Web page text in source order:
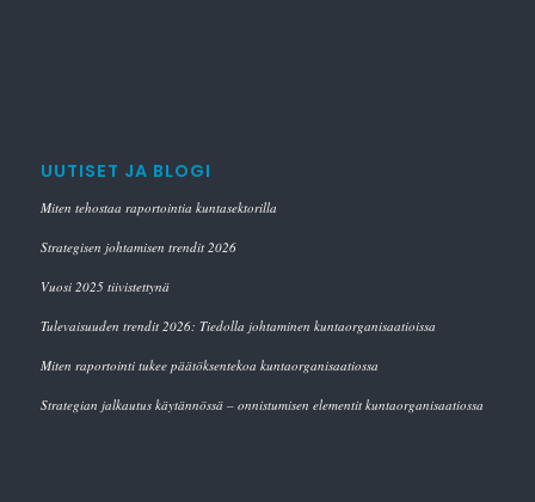
UUTISET JA BLOGI
Miten tehostaa raportointia kuntasektorilla
Strategisen johtamisen trendit 2026
Vuosi 2025 tiivistettynä
Tulevaisuuden trendit 2026: Tiedolla johtaminen kuntaorganisaatioissa
Miten raportointi tukee päätöksentekoa kuntaorganisaatiossa
Strategian jalkautus käytännössä – onnistumisen elementit kuntaorganisaatiossa